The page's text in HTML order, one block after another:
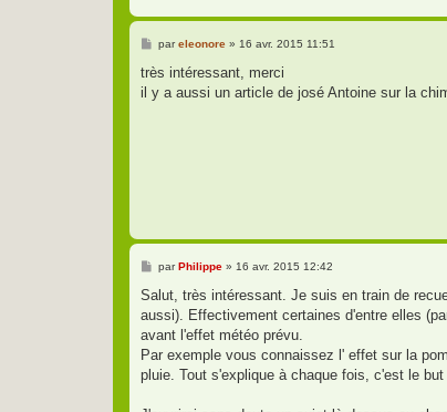
M
s
a
pareleonore» 16 avr. 2015 11:51
très intéressant, merci
il y a aussi un article de josé Antoine sur la
M
s
a
g
parPhilippe» 16 avr. 2015 12:42
Salut, très intéressant. Je suis en train de
aussi). Effectivement certaines d'entre elles
avant l'effet météo prévu.
Par exemple vous connaissez l' effet sur la
pluie. Tout s'explique à chaque fois, c'est le but